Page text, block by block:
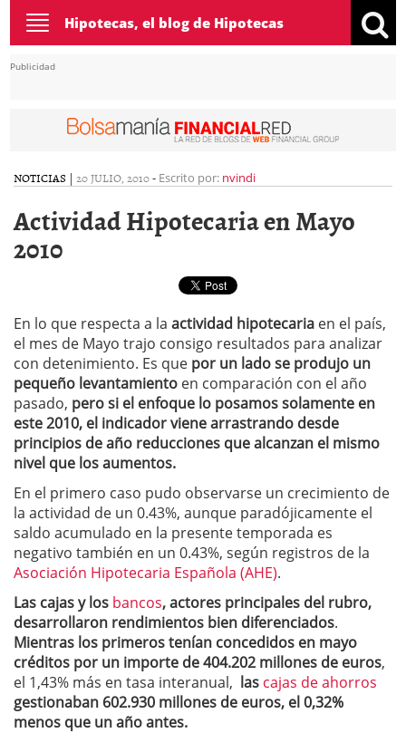
Toggle
navigation
Hipotecas, el blog de Hipotecas
Publicidad
NOTICIAS | 20 JULIO, 2010- Escrito por: nvindi
Actividad Hipotecaria en Mayo
2010
En lo que respecta a la actividad hipotecaria en el país,
el mes de Mayo trajo consigo resultados para analizar
con detenimiento. Es que por un lado se produjo un
pequeño levantamiento en comparación con el año
pasado, pero si el enfoque lo posamos solamente en
este 2010, el indicador viene arrastrando desde
principios de año reducciones que alcanzan el mismo
nivel que los aumentos.
En el primero caso pudo observarse un crecimiento de
la actividad de un 0.43%, aunque paradójicamente el
saldo acumulado en la presente temporada es
negativo también en un 0.43%, según registros de la
Asociación Hipotecaria Española (AHE).
Las cajasy los bancos, actores principales del rubro,
desarrollaron rendimientos bien diferenciados.
Mientras los primeros tenían concedidos en mayo
créditos por un importe de 404.202 millones de euros,
el 1,43% más en tasa interanual, las cajas de ahorros
gestionaban 602.930 millones de euros, el 0,32%
menos que un año antes.